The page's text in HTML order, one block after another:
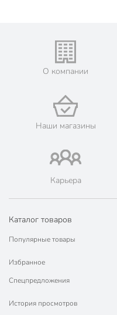
О компании
Наши магазины
Карьера
Каталог товаров
Популярные товары
Избранное
Спецпредложения
История просмотров